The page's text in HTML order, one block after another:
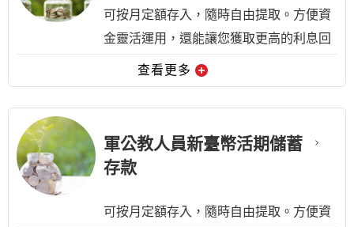
預約開戶
可按月定額存入，隨時自由提取。方便資
金靈活運用，還能讓您獲取更高的利息回
【計息方式】
次
(2)按本行二年期定期儲蓄存款利率機動
10,000元者，當日存款不計息
查看更多
軍公教人員新臺幣活期儲蓄
存款
可按月定額存入，隨時自由提取。方便資